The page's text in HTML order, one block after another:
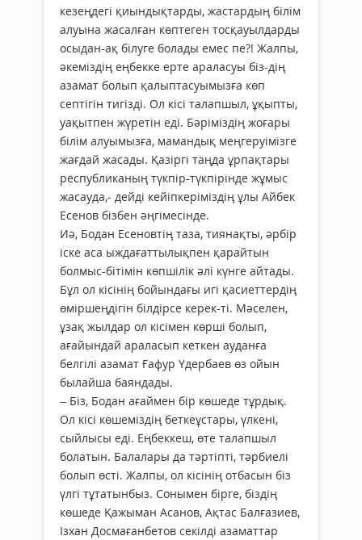
кезеңдегі қиындықтарды, жастардың білім
алуына жасалған көптеген тосқауылдарды
осыдан-ақ білуге болады емес пе?! Жалпы,
әкеміздің еңбекке ерте араласуы біз-дің
азамат болып қалыптасуымызға көп
септігін тигізді. Ол кісі талапшыл, ұқыпты,
уақытпен жүретін еді. Бәріміздің жоғары
білім алуымызға, мамандық меңгеруімізге
жағдай жасады. Қазіргі таңда ұрпақтары
республиканың түкпір-түкпірінде жұмыс
жасауда,- дейді кейіпкеріміздің ұлы Айбек
Есенов бізбен әңгімесінде.
Иә, Бодан Есеновтің таза, тиянақты, әрбір
іске аса ыждағаттылықпен қарайтын
болмыс-бітімін көпшілік әлі күнге айтады.
Бұл ол кісінің бойындағы игі қасиеттердің
өміршеңдігін білдірсе керек-ті. Мәселен,
ұзақ жылдар ол кісімен көрші болып,
ағайындай араласып кеткен ауданға
белгілі азамат Ғафур Үдербаев өз ойын
былайша баяндады.
– Біз, Бодан ағаймен бір көшеде тұрдық.
Ол кісі көшеміздің беткеұстары, үлкені,
сыйлысы еді. Еңбеккеш, өте талапшыл
болатын. Балалары да тәртіпті, тәрбиелі
болып өсті. Жалпы, ол кісінің отбасын біз
үлгі тұтатынбыз. Сонымен бірге, біздің
көшеде Қажыман Асанов, Ақтас Балғазиев,
Ізхан Досмағанбетов секілді азаматтар